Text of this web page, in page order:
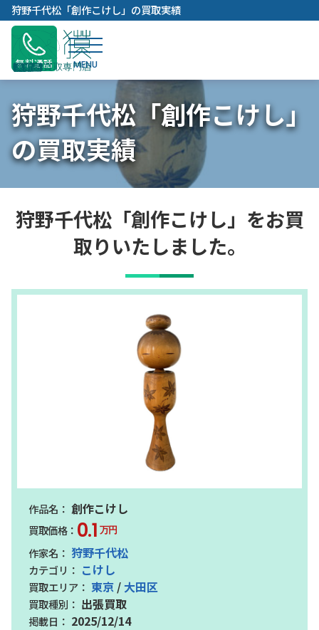
内
容
キ
プ
狩野千代松「創作こけし」の買取実績
無料通話
狩野千代松「創作こけし」
の買取実績
狩野千代松「創作こけし」をお買
取りいたしました。
創作こけし
0.1 万円
狩野千代松
こけし
東京 / 大田区
出張買取
2025/12/14